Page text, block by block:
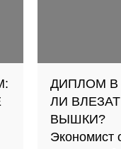
ДИПЛОМ В
ЛИ
ВЫШКИ?
Экономист